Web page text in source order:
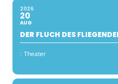
2026
20
AUG
DER FLUCH DES
: Theater